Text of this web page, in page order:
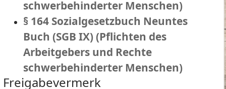
schwerbehinderter Menschen)
§ 164 Sozialgesetzbuch Neuntes
Buch (SGB IX) (Pflichten des
Arbeitgebers und Rechte
schwerbehinderter Menschen)
Freigabevermerk